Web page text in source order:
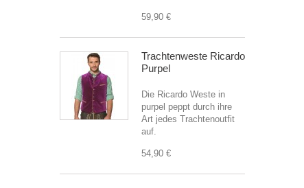
59,90 €
Trachtenweste Ricardo
Purpel
Die Ricardo Weste in
purpel peppt durch ihre
Art jedes Trachtenoutfit
auf.
54,90 €